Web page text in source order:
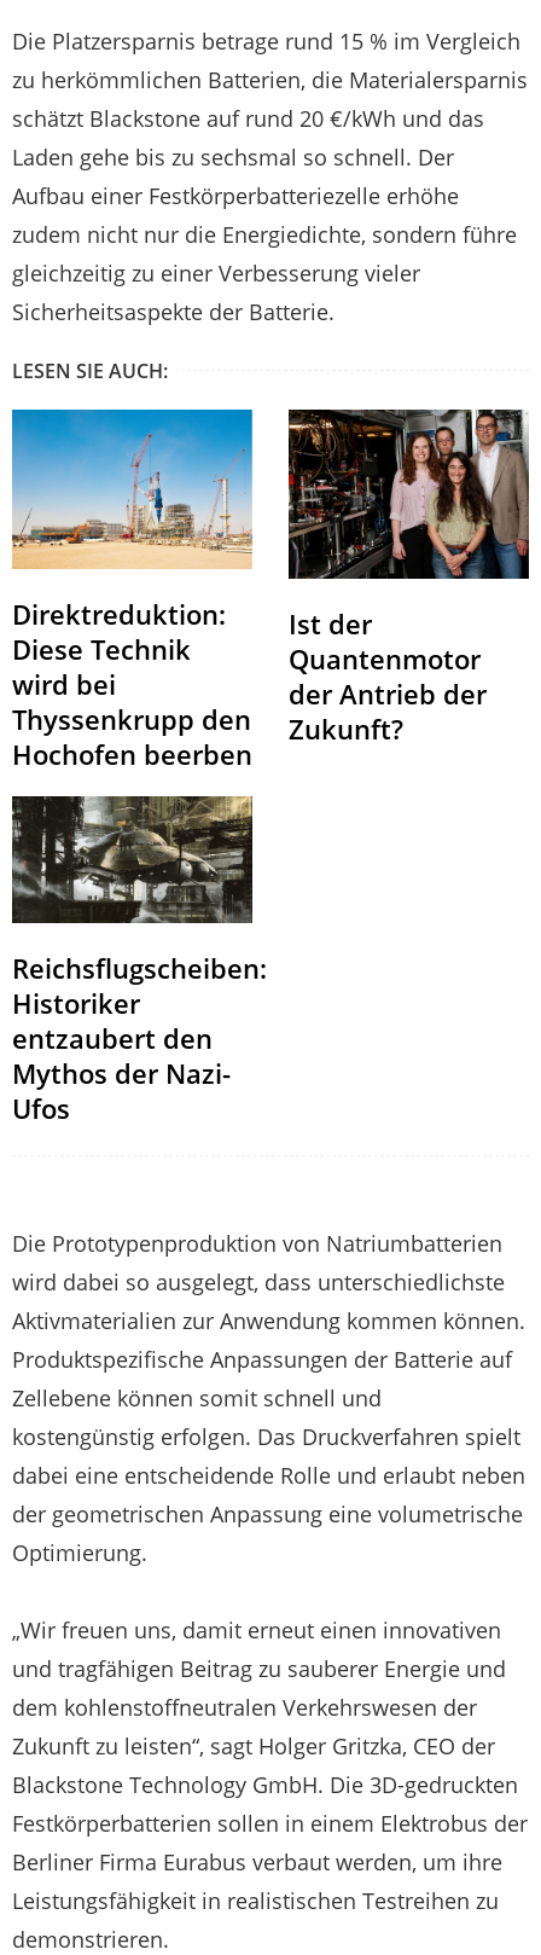
Die Platzersparnis betrage rund 15 % im Vergleich
zu herkömmlichen Batterien, die Materialersparnis
schätzt Blackstone auf rund 20 €/kWh und das
Laden gehe bis zu sechsmal so schnell. Der
Aufbau einer Festkörperbatteriezelle erhöhe
zudem nicht nur die Energiedichte, sondern führe
gleichzeitig zu einer Verbesserung vieler
Sicherheitsaspekte der Batterie.
LESEN SIE AUCH:
Direktreduktion:
Diese Technik
wird bei
Thyssenkrupp den
Hochofen beerben
Ist der
Quantenmotor
der Antrieb der
Zukunft?
Reichsflugscheiben:
Historiker
entzaubert den
Mythos der Nazi-
Ufos
Die Prototypenproduktion von Natriumbatterien
wird dabei so ausgelegt, dass unterschiedlichste
Aktivmaterialien zur Anwendung kommen können.
Produktspezifische Anpassungen der Batterie auf
Zellebene können somit schnell und
kostengünstig erfolgen. Das Druckverfahren spielt
dabei eine entscheidende Rolle und erlaubt neben
der geometrischen Anpassung eine volumetrische
Optimierung.
„Wir freuen uns, damit erneut einen innovativen
und tragfähigen Beitrag zu sauberer Energie und
dem kohlenstoffneutralen Verkehrswesen der
Zukunft zu leisten“, sagt Holger Gritzka, CEO der
Blackstone Technology GmbH. Die 3D-gedruckten
Festkörperbatterien sollen in einem Elektrobus der
Berliner Firma Eurabus verbaut werden, um ihre
Leistungsfähigkeit in realistischen Testreihen zu
demonstrieren.